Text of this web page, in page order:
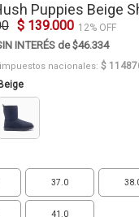
Puppies Beige
$ 139.000 12% OFF
INTERÉS de $46.334
nacionales: $
Beige
37.0
41.0